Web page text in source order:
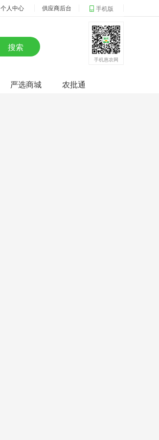
个人中心 供应商后台 手机版
搜索
手机惠农网
严选商城 农批通